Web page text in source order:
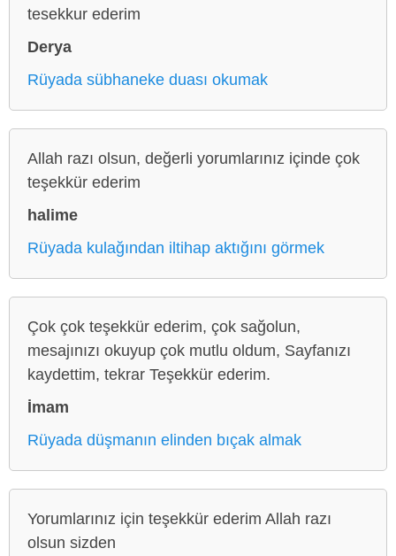
tesekkur ederim
Derya
Rüyada sübhaneke duası okumak
Allah razı olsun, değerli yorumlarınız içinde çok
teşekkür ederim
halime
Rüyada kulağından iltihap aktığını görmek
Çok çok teşekkür ederim, çok sağolun,
mesajınızı okuyup çok mutlu oldum, Sayfanızı
kaydettim, tekrar Teşekkür ederim.
İmam
Rüyada düşmanın elinden bıçak almak
Yorumlarınız için teşekkür ederim Allah razı
olsun sizden